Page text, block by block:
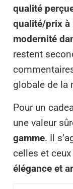
qualité
qualité/prix à
modernité
restent
globale de la
Pour un
une valeur
gamme. Il
celles et
élégance et